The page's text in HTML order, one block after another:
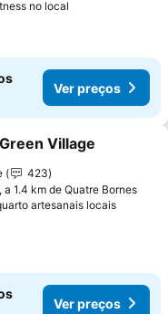
no local
Ver preços
aos favoritos
Village
423
a 1.4 km de Quatre Bornes
artesanais locaisVer
Ver preços